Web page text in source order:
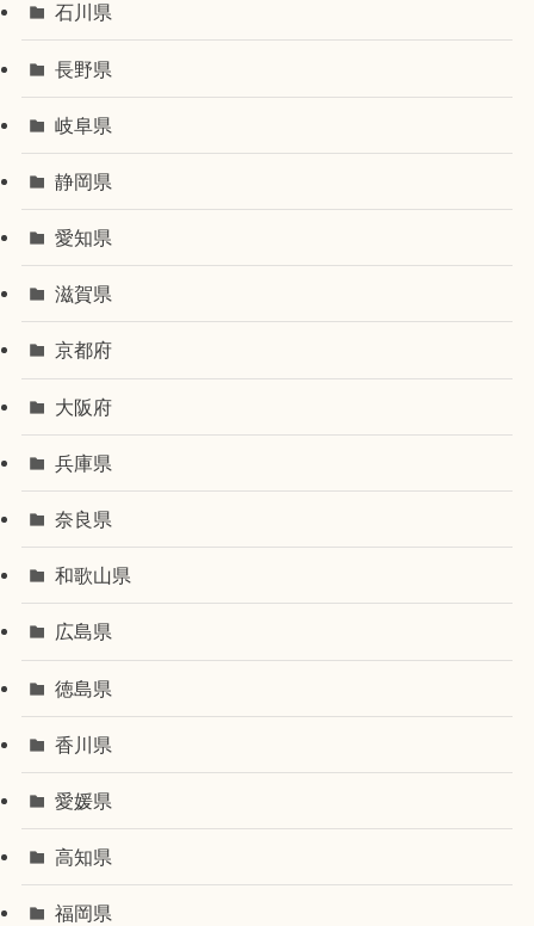
石川県
長野県
岐阜県
静岡県
愛知県
滋賀県
京都府
大阪府
兵庫県
奈良県
和歌山県
広島県
徳島県
香川県
愛媛県
高知県
福岡県